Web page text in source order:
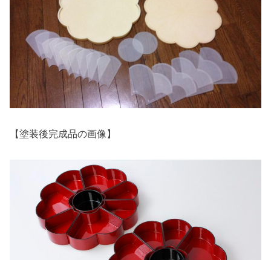
【塗装後完成品の画像】